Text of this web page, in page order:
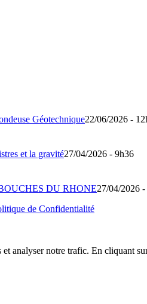
Géotechnique22/06/2026 -
et la gravité27/04/2026 - 9h36
DU RHONE27/04/2026
de Confidentialité
analyser notre trafic. En cliquant